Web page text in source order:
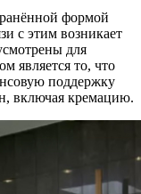
формой
с этим возникает
для
является то, что
поддержку
включая кремацию.